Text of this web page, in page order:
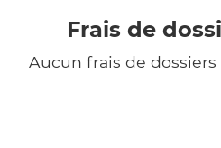
Frais de
Aucun frais de